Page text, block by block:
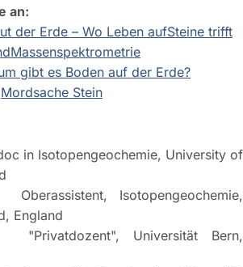
an:
der Erde – Wo Leben aufSteine trifft
gibt es Boden auf der Erde?
Mordsache Stein
in Isotopengeochemie, University of
Isotopengeochemie,
England
Universität Bern,